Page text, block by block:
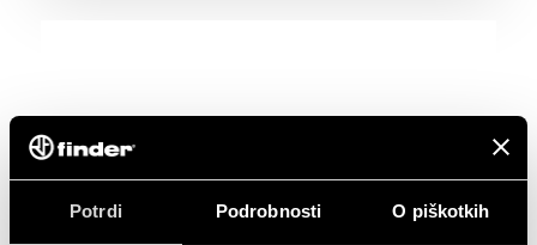
Potrdi Podrobnosti O piškotkih